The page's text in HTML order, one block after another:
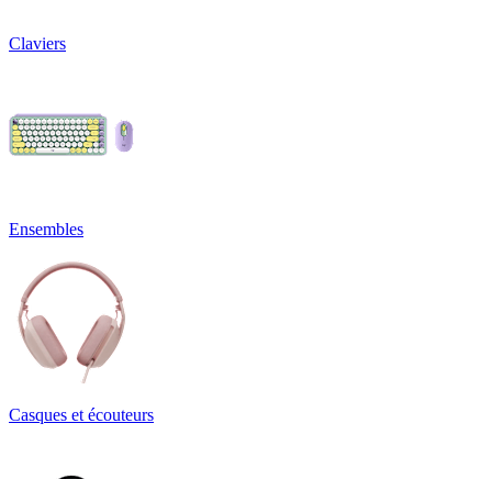
Claviers
Ensembles
Casques et écouteurs